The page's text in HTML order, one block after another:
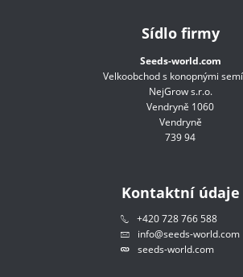
Sídlo firmy
Seeds-world.com
Velkoobchod s konopnými
NejGrow s.r.o.
Vendryně 1060
Vendryně
739 94
Kontaktní údaje
+420 728 766 588
info@seeds-world.com
seeds-world.com